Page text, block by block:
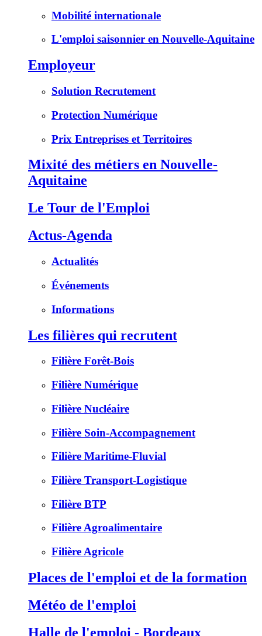
Mobilité internationale
L'emploi saisonnier en Nouvelle-Aquitaine
Employeur
Solution Recrutement
Protection Numérique
Prix Entreprises et Territoires
Mixité des métiers en Nouvelle-
Aquitaine
Le Tour de l'Emploi
Actus-Agenda
Actualités
Événements
Informations
Les filières qui recrutent
Filière Forêt-Bois
Filière Numérique
Filière Nucléaire
Filière Soin-Accompagnement
Filière Maritime-Fluvial
Filière Transport-Logistique
Filière BTP
Filière Agroalimentaire
Filière Agricole
Places de l'emploi et de la formation
Météo de l'emploi
Halle de l'emploi - Bordeaux